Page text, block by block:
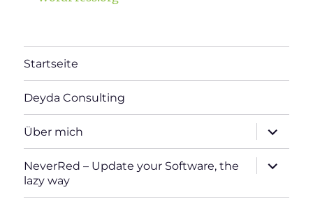
Startseite
Deyda Consulting
Über mich
öffnen
NeverRed – Update your Software, the
lazy way
öffnen